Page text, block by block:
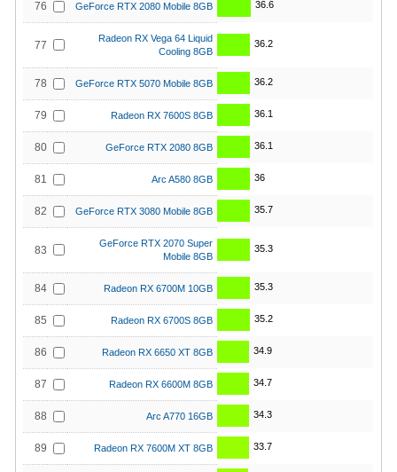
76 GeForce RTX 2080 Mobile 8GB 36.6
77
Radeon RX Vega 64 Liquid
Cooling 8GB
36.2
78 GeForce RTX 5070 Mobile 8GB 36.2
79 Radeon RX 7600S 8GB 36.1
80 GeForce RTX 2080 8GB 36.1
81 Arc A580 8GB 36
82 GeForce RTX 3080 Mobile 8GB 35.7
83
GeForce RTX 2070 Super
Mobile 8GB
35.3
84 Radeon RX 6700M 10GB 35.3
85 Radeon RX 6700S 8GB 35.2
86 Radeon RX 6650 XT 8GB 34.9
87 Radeon RX 6600M 8GB 34.7
88 Arc A770 16GB 34.3
89 Radeon RX 7600M XT 8GB 33.7